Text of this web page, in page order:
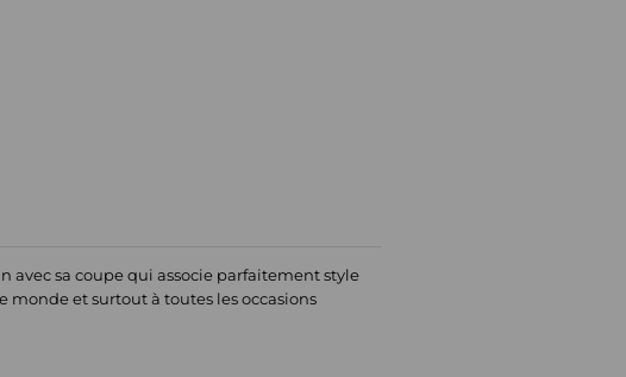
avec sa coupe qui associe parfaitement style
monde et surtout à toutes les occasions